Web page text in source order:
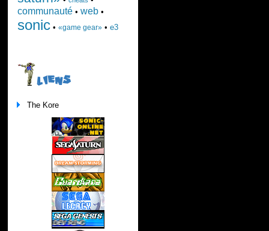
communauté• web•
sonic• «game gear»• e3
LIENS
The Kore